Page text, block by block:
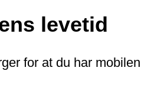
levetid
for at du har